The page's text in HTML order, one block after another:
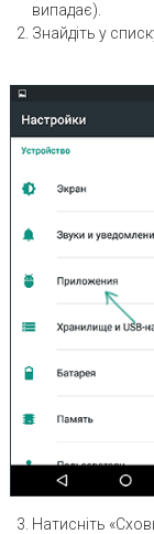
випадає).
Знайдіть у
Натисніть